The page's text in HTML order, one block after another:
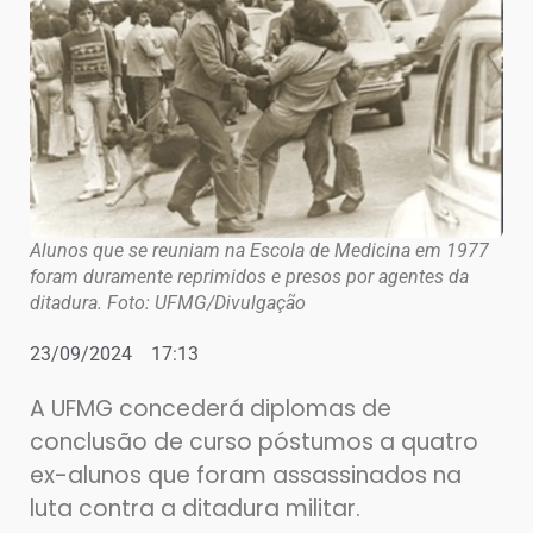
Alunos que se reuniam na Escola de Medicina em 1977
foram duramente reprimidos e presos por agentes da
ditadura. Foto: UFMG/Divulgação
23/09/2024 17:13
A UFMG concederá diplomas de
conclusão de curso póstumos a quatro
ex-alunos que foram assassinados na
luta contra a ditadura militar.